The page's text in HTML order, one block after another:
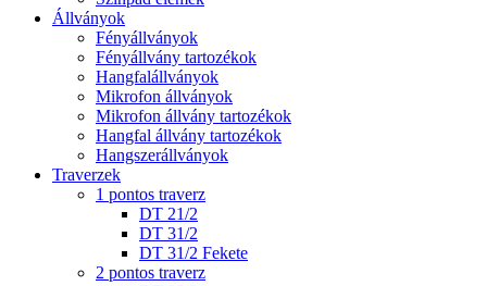
Állványok
Fényállványok
Fényállvány tartozékok
Hangfalállványok
Mikrofon állványok
Mikrofon állvány tartozékok
Hangfal állvány tartozékok
Hangszerállványok
Traverzek
1 pontos traverz
DT 21/2
DT 31/2
DT 31/2 Fekete
2 pontos traverz